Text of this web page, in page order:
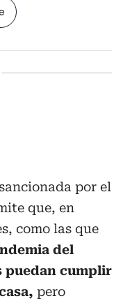
por el
que, en
como las que
del
puedan cumplir
pero